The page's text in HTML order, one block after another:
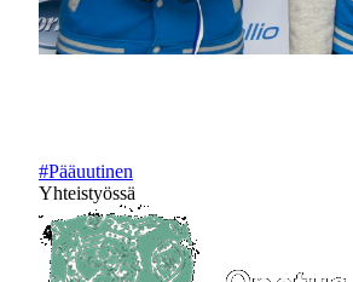
#Pääuutinen
Yhteistyössä